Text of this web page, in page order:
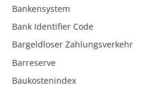
Bankensystem
Bank Identifier Code
Bargeldloser Zahlungsverkehr
Barreserve
Baukostenindex